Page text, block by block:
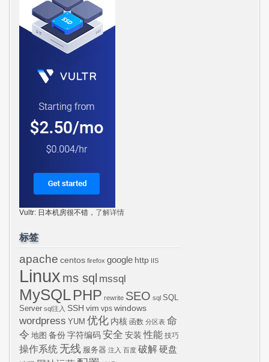
Vultr: 日本机房很不错， 了解详情
标签
apache centos firefox google http IIS
Linux ms sql mssql
MySQLPHP rewrite SEO sql SQL
Server sql注入 SSH vim vps windows
wordpress YUM 优化 内核 函数 分区表 命
令 地图 备份 字符编码 安全 安装 性能 技巧
操作系统 无线 服务器 注入 百度 破解硬盘